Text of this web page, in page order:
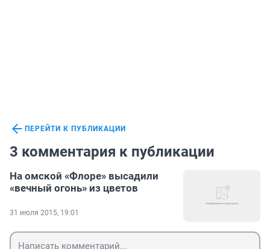
ПЕРЕЙТИ К ПУБЛИКАЦИИ
3 комментария к публикации
На омской «Флоре» высадили
«вечный огонь» из цветов
31 июля 2015, 19:01